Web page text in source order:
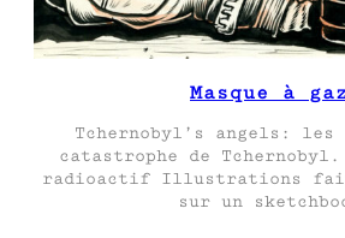
Masque à gaz
Tchernobyl’s angels: les
catastrophe de Tchernobyl.
radioactif Illustrations
sur un